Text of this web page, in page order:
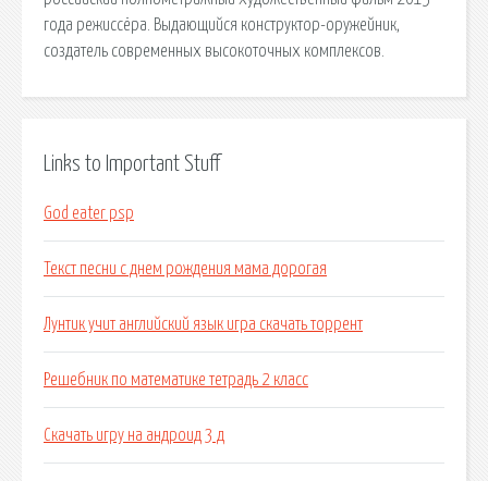
года режиссёра. Выдающийся конструктор-оружейник,
создатель современных высокоточных комплексов.
Links to Important Stuff
God eater psp
Текст песни с днем рождения мама дорогая
Лунтик учит английский язык игра скачать торрент
Решебник по математике тетрадь 2 класс
Скачать игру на андроид 3 д